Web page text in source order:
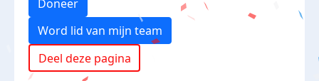
Doneer
Word lid van mijn team
Deel deze pagina